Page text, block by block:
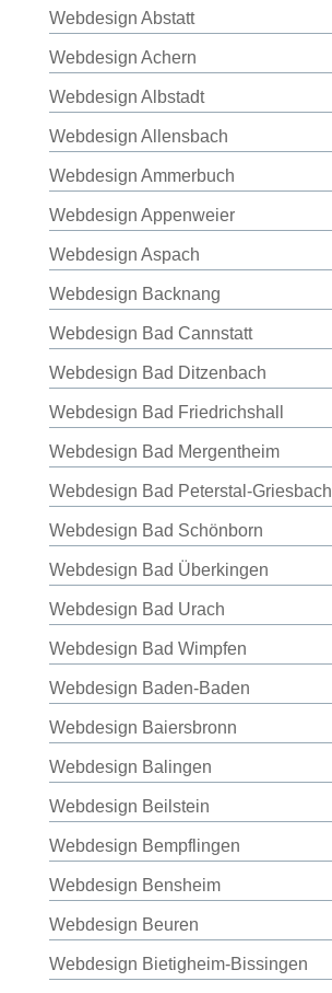
Webdesign Abstatt
Webdesign Achern
Webdesign Albstadt
Webdesign Allensbach
Webdesign Ammerbuch
Webdesign Appenweier
Webdesign Aspach
Webdesign Backnang
Webdesign Bad Cannstatt
Webdesign Bad Ditzenbach
Webdesign Bad Friedrichshall
Webdesign Bad Mergentheim
Webdesign Bad Peterstal-Griesbach
Webdesign Bad Schönborn
Webdesign Bad Überkingen
Webdesign Bad Urach
Webdesign Bad Wimpfen
Webdesign Baden-Baden
Webdesign Baiersbronn
Webdesign Balingen
Webdesign Beilstein
Webdesign Bempflingen
Webdesign Bensheim
Webdesign Beuren
Webdesign Bietigheim-Bissingen